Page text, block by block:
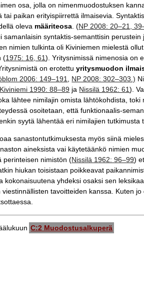
osa, jolla on nimenmuodostuksen
tai paikan erityispiirrettä ilmaisevia.
oleva määriteosa . (NP 2008: 20–21,
samanlaisin syntaktis-semanttisin perustein
nimien tulkinta oli Kiviniemen mielestä
(1975: 16, 61). Yritysnimissä nimenosia on
on erotettuyritysmuodon
2006: 149–191 NP 2008: 302–303.)
Kiviniemi 1990: 88–89 ja Nissilä 1962: 61).
lähtee nimilajin omista lähtökohdista,
osoitetaan, että funktionaalis-
syytä lähentää eri nimilajien
sanastontutkimuksesta myös siinä
aineksista vai käytetäänkö nimien
perinteisen nimistön (Nissilä 1962: 96–99)
hiukan toisistaan poikkeavat
kokonaisuutena yhdeksi osaksi sen
viestinnällisten tavoitteiden kanssa. Kuten
C:2 Muodostusalkuperä